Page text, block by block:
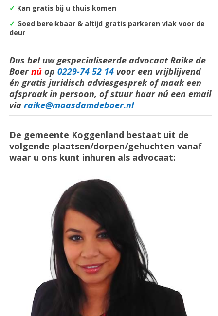
✓ Kan gratis bij u thuis komen
✓ Goed bereikbaar & altijd gratis parkeren vlak voor de
deur
Dus bel uw gespecialiseerde advocaat Raike de
Boernúop 0229-74 52 14 voor een vrijblijvend
én gratis juridisch adviesgesprek of maak een
afspraak in persoon, of stuur haar nú een email
via raike@maasdamdeboer.nl
De gemeente Koggenland bestaat uit de
volgende plaatsen/dorpen/gehuchten vanaf
waar u ons kunt inhuren als advocaat: